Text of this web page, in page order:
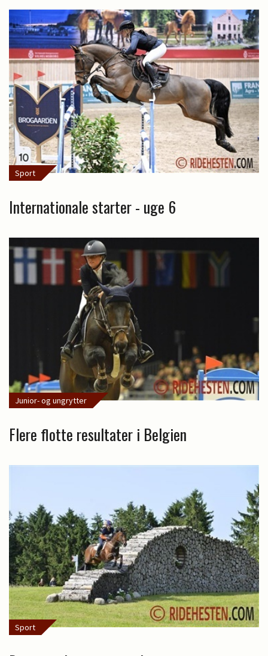
Sport
Internationale starter - uge 6
Junior- og ungrytter
Flere flotte resultater i Belgien
Sport